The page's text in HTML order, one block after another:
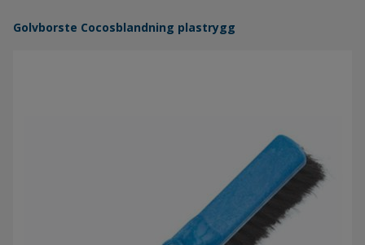
Golvborste Cocosblandning plastrygg